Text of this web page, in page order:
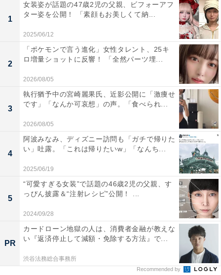
1
女装姿が話題の47歳2児の父親、ビフォーアフ
ター姿を公開！ 「素顔もお美しくて納...
2025/06/12
2
「ポケモンで言う進化」女性タレント、25キ
ロ増量ショットに反響！ 「全然パーツ埋...
2026/08/05
3
執行猶予中の宮崎麗果氏、近影公開に「激痩せ
です」「なんか可哀想」の声。「食べられ...
2026/08/05
4
阿波みなみ、ディズニー訪問も「ガチで帰りた
い」吐露。「これは帰りたいw」「なんち...
2025/06/19
5
“可愛すぎる女装”で話題の46歳2児の父親、す
っぴん披露＆“注射レシピ”公開！ ...
2024/09/28
PR
カードローン地獄の人は、消費者金融が教えな
い『返済停止して減額・免除する方法』で...
渋谷法務総合事務所
Recommended by